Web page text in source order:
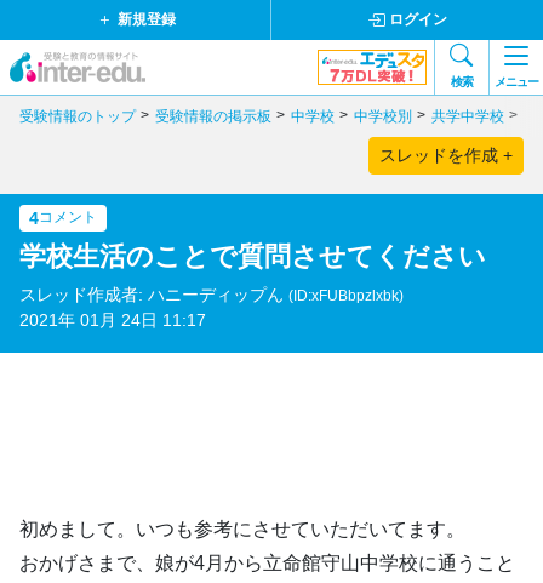
新規登録 ログイン
検索 メニュー
受験情報のトップ 受験情報の掲示板 中学校 中学校別 共学中学校
スレッドを作成 +
4コメント
学校生活のことで質問させてください
スレッド作成者: ハニーディップん (ID:xFUBbpzlxbk)
2021年 01月 24日 11:17
初めまして。いつも参考にさせていただいてます。
おかげさまで、娘が4月から立命館守山中学校に通うこと